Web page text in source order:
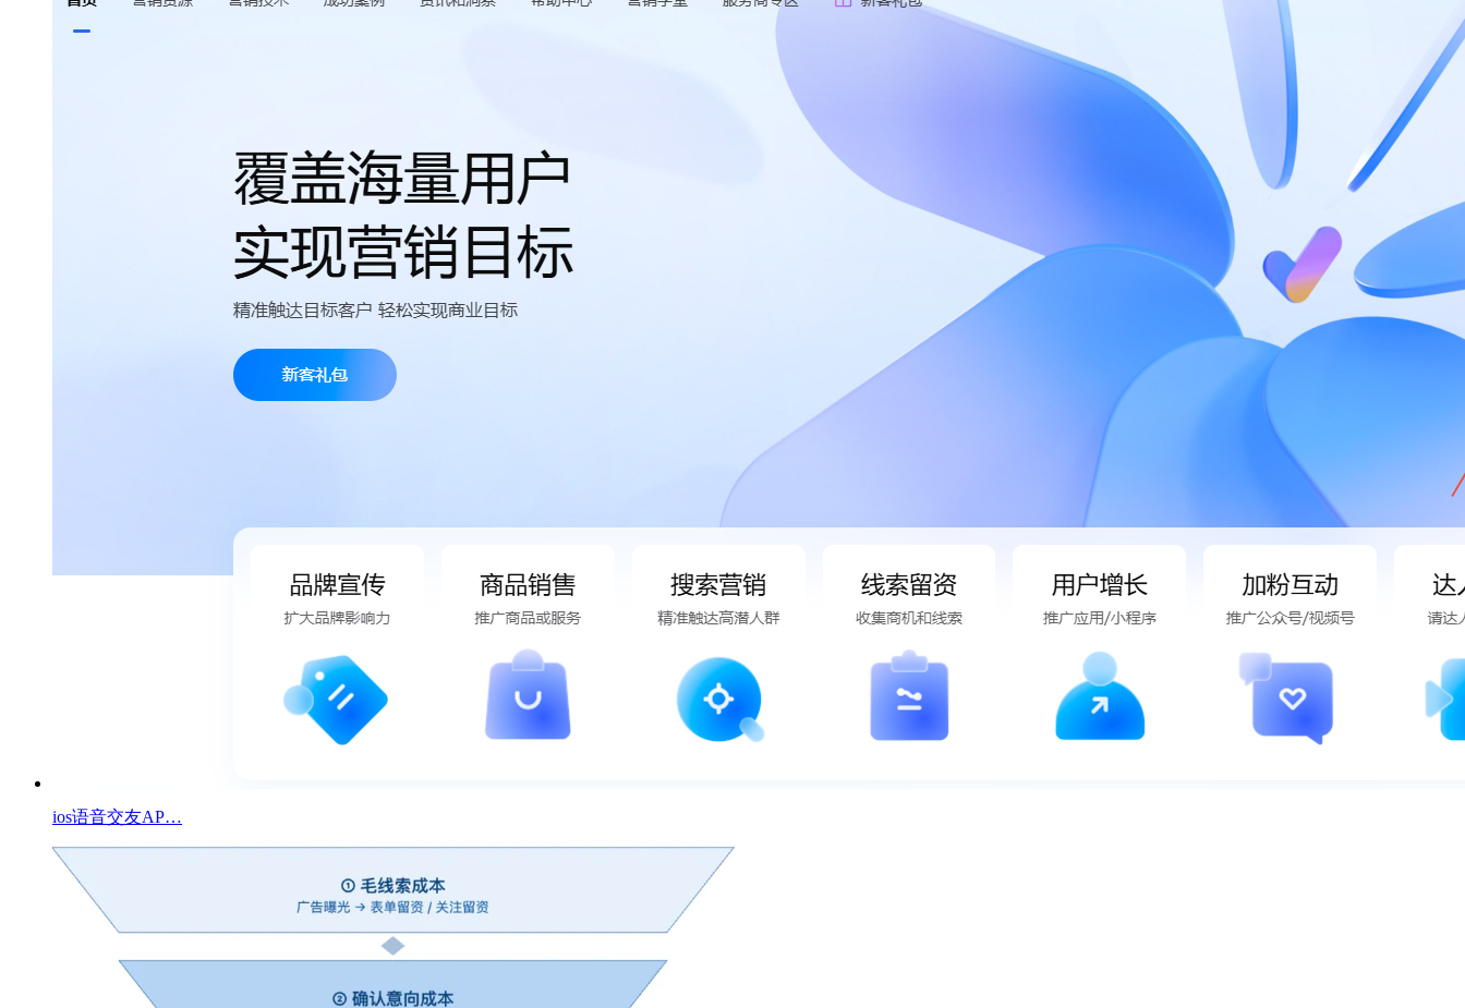
ios语音交友AP…